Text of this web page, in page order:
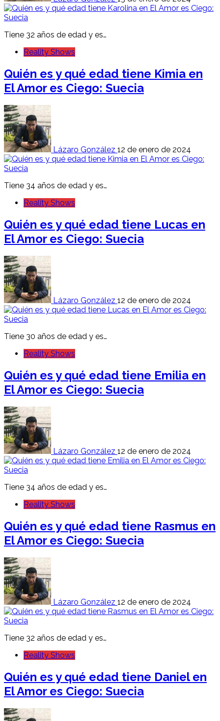
Tiene 32 años de edad y es…
Reality Shows
Quién es y qué edad tiene Kimia en
El Amor es Ciego: Suecia
Lázaro González 12 de enero de 2024
Tiene 34 años de edad y es…
Reality Shows
Quién es y qué edad tiene Lucas en
El Amor es Ciego: Suecia
Lázaro González 12 de enero de 2024
Tiene 30 años de edad y es…
Reality Shows
Quién es y qué edad tiene Emilia en
El Amor es Ciego: Suecia
Lázaro González 12 de enero de 2024
Tiene 34 años de edad y es…
Reality Shows
Quién es y qué edad tiene Rasmus en
El Amor es Ciego: Suecia
Lázaro González 12 de enero de 2024
Tiene 32 años de edad y es…
Reality Shows
Quién es y qué edad tiene Daniel en
El Amor es Ciego: Suecia